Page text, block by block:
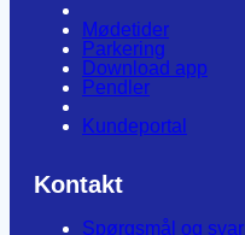
Mødetider
Parkering
Download app
Pendler
Kundeportal
Kontakt
Spørgsmål og svar